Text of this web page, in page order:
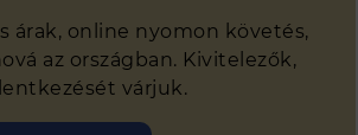
árak, online nyomon követés,
az országban. Kivitelezők,
várjuk.